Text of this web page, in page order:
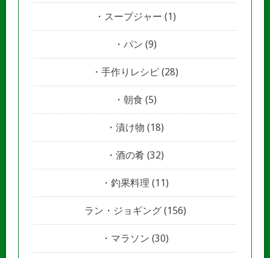
スープジャー (1)
パン (9)
手作りレシピ (28)
朝食 (5)
漬け物 (18)
酒の肴 (32)
釣果料理 (11)
ラン・ジョギング(156)
マラソン (30)